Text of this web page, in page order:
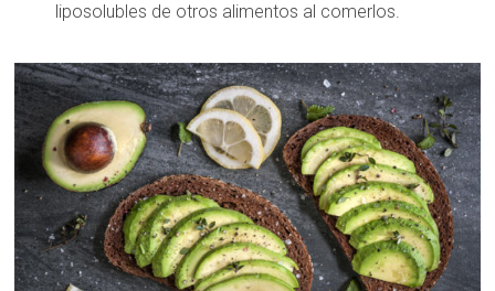
liposolubles de otros alimentos al comerlos.